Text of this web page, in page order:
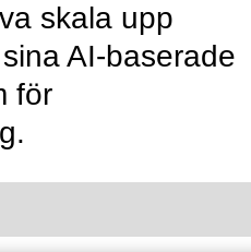
skala upp
AI-baserade
för